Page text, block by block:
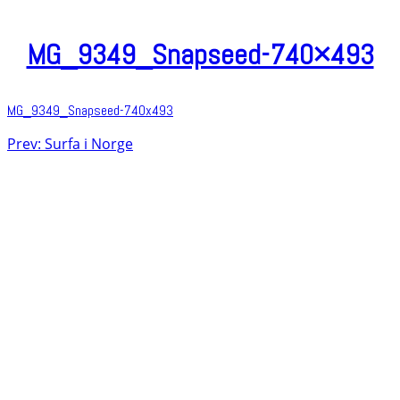
MG_9349_Snapseed-740×493
MG_9349_Snapseed-740x493
Post
Prev: Surfa i Norge